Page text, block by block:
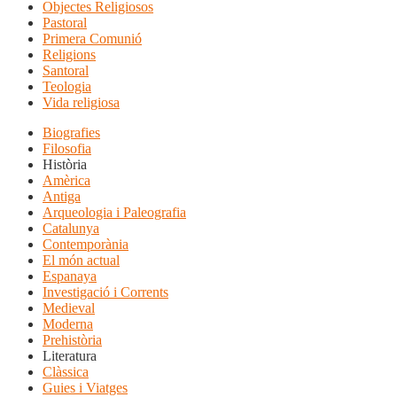
Objectes Religiosos
Pastoral
Primera Comunió
Religions
Santoral
Teologia
Vida religiosa
Biografies
Filosofia
Història
Amèrica
Antiga
Arqueologia i Paleografia
Catalunya
Contemporània
El món actual
Espanaya
Investigació i Corrents
Medieval
Moderna
Prehistòria
Literatura
Clàssica
Guies i Viatges